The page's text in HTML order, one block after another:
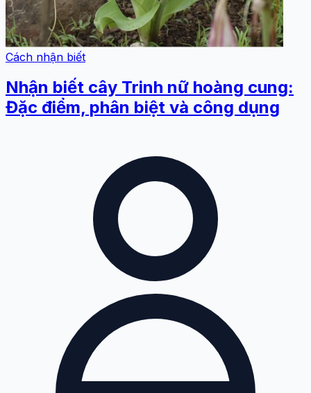
Cách nhận biết
Nhận biết cây Trinh nữ hoàng cung:
Đặc điểm, phân biệt và công dụng